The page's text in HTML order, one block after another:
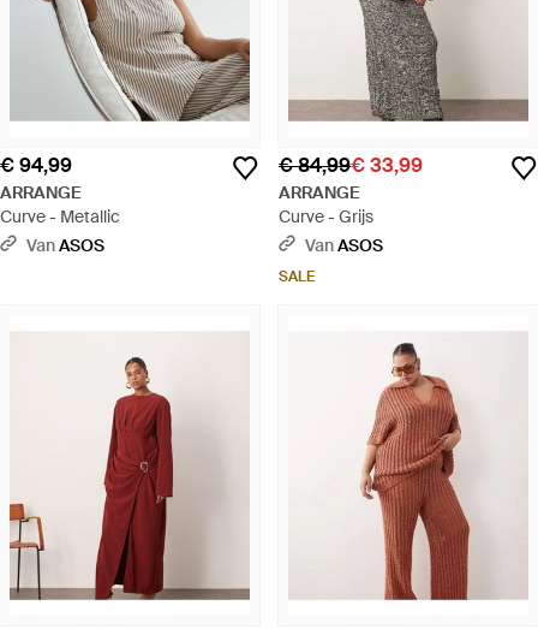
€ 94,99
ARRANGE
Curve - Metallic
VanASOS
€ 84,99€ 33,99
ARRANGE
Curve - Grijs
VanASOS
SALE